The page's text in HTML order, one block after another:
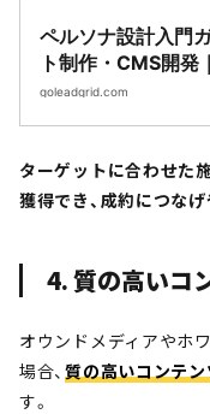
ペルソナ設計入門
ト制作・CMS開
goleadgrid.com
ターゲットに合わせた
獲得でき、成約につな
4. 質の高いコ
オウンドメディアやホ
場合、質の高いコンテ
す。